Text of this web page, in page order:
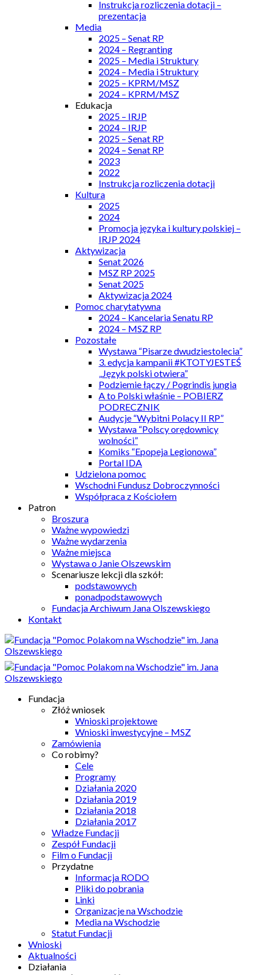
Instrukcja rozliczenia dotacji –
prezentacja
Media
2025 – Senat RP
2024 – Regranting
2025 – Media i Struktury
2024 – Media i Struktury
2025 – KPRM/MSZ
2024 – KPRM/MSZ
Edukacja
2025 – IRJP
2024 – IRJP
2025 – Senat RP
2024 – Senat RP
2023
2022
Instrukcja rozliczenia dotacji
Kultura
2025
2024
Promocja języka i kultury polskiej –
IRJP 2024
Aktywizacja
Senat 2026
MSZ RP 2025
Senat 2025
Aktywizacja 2024
Pomoc charytatywna
2024 – Kancelaria Senatu RP
2024 – MSZ RP
Pozostałe
Wystawa “Pisarze dwudziestolecia”
3. edycja kampanii #KTOTYJESTEŚ
„Język polski otwiera”
Podziemie łączy / Pogrindis jungia
A to Polski właśnie – POBIERZ
PODRECZNIK
Audycje “Wybitni Polacy II RP”
Wystawa “Polscy orędownicy
wolności”
Komiks “Epopeja Legionowa”
Portal IDA
Udzielona pomoc
Wschodni Fundusz Dobroczynności
Współpraca z Kościołem
Patron
Broszura
Ważne wypowiedzi
Ważne wydarzenia
Ważne miejsca
Wystawa o Janie Olszewskim
Scenariusze lekcji dla szkół:
podstawowych
ponadpodstawowych
Fundacja Archiwum Jana Olszewskiego
Kontakt
Fundacja
Złóż wniosek
Wnioski projektowe
Wnioski inwestycyjne – MSZ
Zamówienia
Co robimy?
Cele
Programy
Działania 2020
Działania 2019
Działania 2018
Działania 2017
Władze Fundacji
Zespół Fundacji
Film o Fundacji
Przydatne
Informacja RODO
Pliki do pobrania
Linki
Organizacje na Wschodzie
Media na Wschodzie
Statut Fundacji
Wnioski
Aktualności
Działania